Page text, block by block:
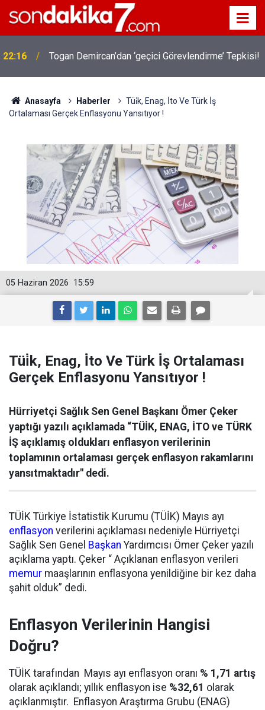
22:16
Togan Demircan’dan ‘geçici Görevlendirme’ Tepkisi!
19:32
Sıcak Havalarda Ödem Şikayetini Hafife Almayın!
Anasayfa Haberler
Tüi̇k, Enag, İ̇to Ve Türk İ̇ş
Ortalaması Gerçek Enflasyonu Yansıtıyor !
15:59
05 Haziran 2026
Tüi̇k, Enag, İ̇to Ve Türk İ̇ş Ortalaması
Gerçek Enflasyonu Yansıtıyor !
Hürriyetçi Sağlık Sen Genel Başkanı Ömer Çeker
yaptığı yazılı açıklamada “TÜİK, ENAG, İTO ve TÜRK
İŞ açıklamış oldukları enflasyon verilerinin
toplamının ortalaması gerçek enflasyon rakamlarını
yansıtmaktadır" dedi.
TÜİK Türkiye İstatistik Kurumu (TÜİK) Mayıs ayı
enflasyon verilerini açıklaması nedeniyle Hürriyetçi
Sağlık Sen Genel Başkan Yardımcısı Ömer Çeker yazılı
açıklama yaptı. Çeker “ Açıklanan enflasyon verileri
memur maaşlarının enflasyona yenildiğine bir kez daha
şahit olduk” dedi.
Enflasyon Verilerinin Hangisi
Doğru?
TÜİK tarafından Mayıs ayı enflasyon oranı % 1,71 artış
olarak açıklandı; yıllık enflasyon ise %32,61 olarak
açıklanmıştır. Enflasyon Araştırma Grubu (ENAG)